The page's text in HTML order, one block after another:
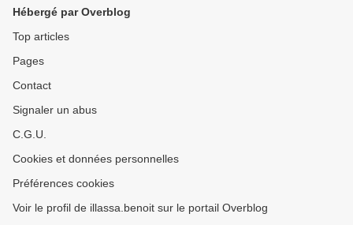
Hébergé par Overblog
Top articles
Pages
Contact
Signaler un abus
C.G.U.
Cookies et données personnelles
Préférences cookies
Voir le profil de illassa.benoit sur le portail Overblog